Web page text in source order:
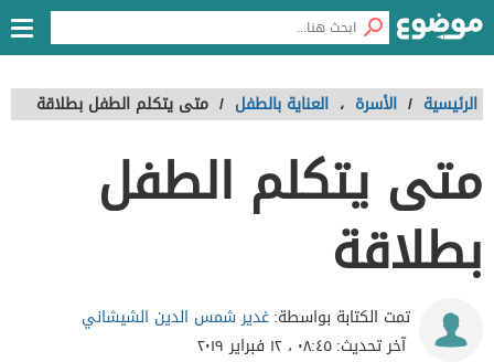
الرئيسية / الأسرة ، العناية بالطفل / متى يتكلم الطفل بطلاقة
متى يتكلم الطفل
بطلاقة
تمت الكتابة بواسطة:غدير شمس الدين الشيشاني
آخر تحديث:٠٨:٤٥ ، ١٢ فبراير ٢٠١٩